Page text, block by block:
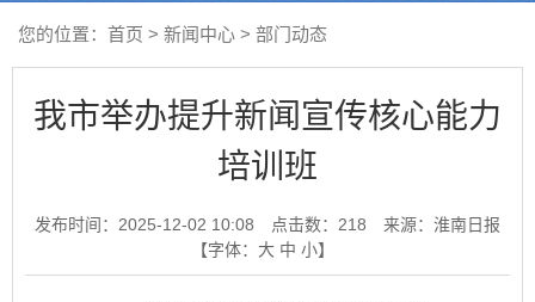
您的位置： 首页 > 新闻中心 > 部门动态
我市举办提升新闻宣传核心能力
培训班
发布时间：2025-12-02 10:08 点击数： 218
来源：淮南日报
【字体： 大 中 小】